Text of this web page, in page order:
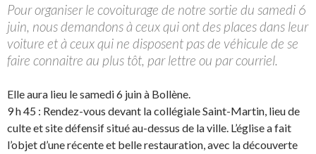
Pour organiser le covoiturage de notre sortie du samedi 6
juin, nous demandons à ceux qui ont des places dans leur
voiture et à ceux qui ne disposent pas de véhicule de se
faire connaitre au plus tôt, par lettre ou par courriel.
Elle aura lieu le samedi 6 juin à Bollène.
9 h 45 : Rendez-vous devant la collégiale Saint-Martin, lieu de
culte et site défensif situé au-dessus de la ville. L’église a fait
l’objet d’une récente et belle restauration, avec la découverte